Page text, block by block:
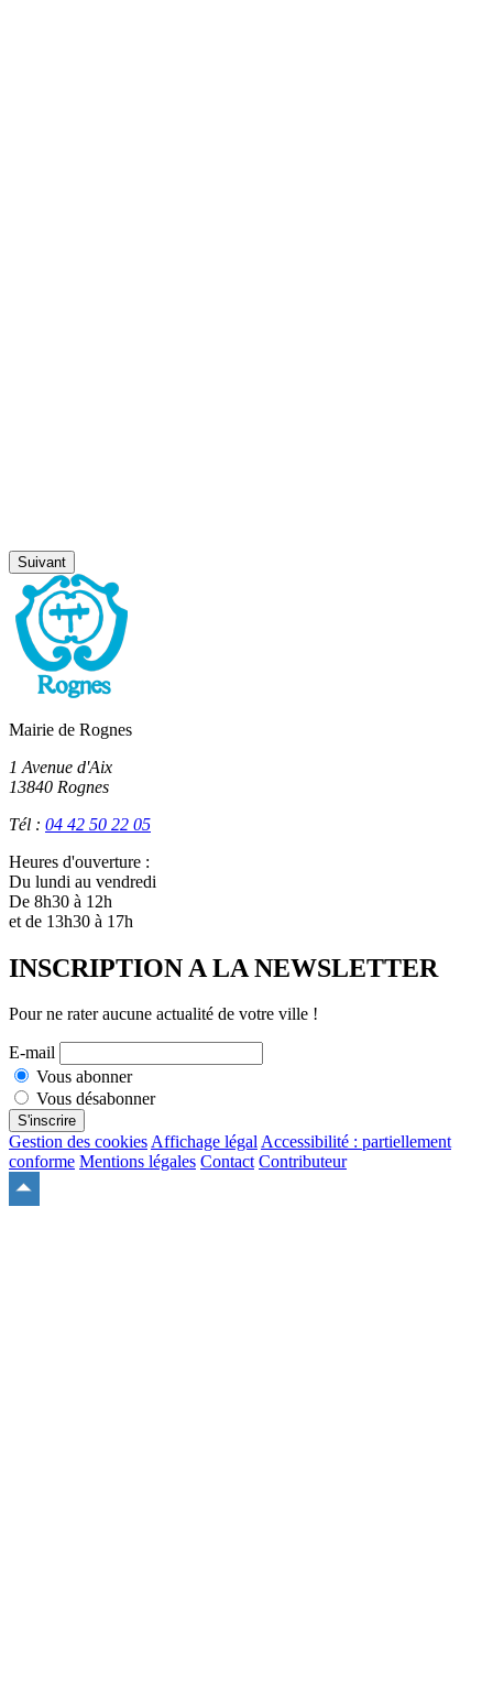
Suivant
Mairie de Rognes
1 Avenue d'Aix
13840 Rognes
Tél : 04 42 50 22 05
Heures d'ouverture :
Du lundi au vendredi
De 8h30 à 12h
et de 13h30 à 17h
INSCRIPTION A LA NEWSLETTER
Pour ne rater aucune actualité de votre ville !
E-mail
Vous abonner
Vous désabonner
S'inscrire
Gestion des cookiesAffichage légalAccessibilité : partiellement
conforme Mentions légales Contact Contributeur